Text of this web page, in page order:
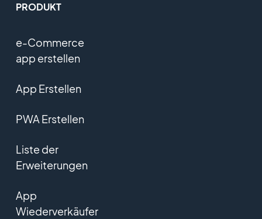
PRODUKT
e-Commerce
app erstellen
App Erstellen
PWA Erstellen
Liste der
Erweiterungen
App
Wiederverkäufer